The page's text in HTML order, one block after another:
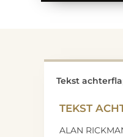
Tekst
TEKST
ALAN